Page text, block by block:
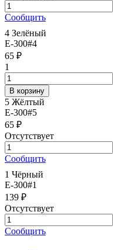
Сообщить
4 Зелёный
E-300#4
65 ₽
1
5 Жёлтый
E-300#5
65 ₽
Отсутствует
Сообщить
1 Чёрный
E-300#1
139 ₽
Отсутствует
Сообщить